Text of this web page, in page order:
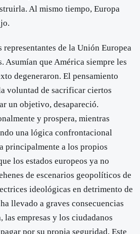
Al mismo tiempo, Europa
de la Unión Europea
Asumían que América siempre les
degeneraron. El pensamiento
voluntad de sacrificar ciertos
un objetivo, desapareció.
y prospera, mientras
una lógica confrontacional
principalmente a los propios
los estados europeos ya no
de escenarios geopolíticos de
ideológicas en detrimento de
llevado a graves consecuencias
las empresas y los ciudadanos
por su propia seguridad. Este